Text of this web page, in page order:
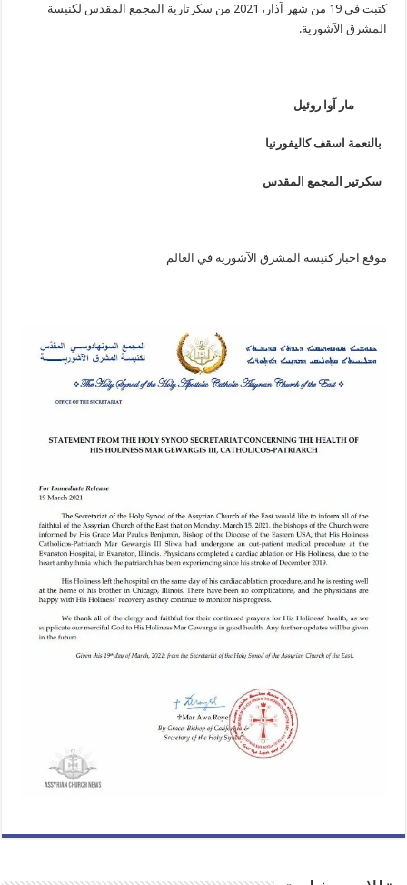
كتبت في 19 من شهر آذار، 2021 من سكرتارية المجمع المقدس لكنيسة
المشرق الآشورية.
مار آوا روئيل
بالنعمة اسقف كاليفورنيا
سكرتير المجمع المقدس
موقع اخبار كنيسة المشرق الآشورية في العالم